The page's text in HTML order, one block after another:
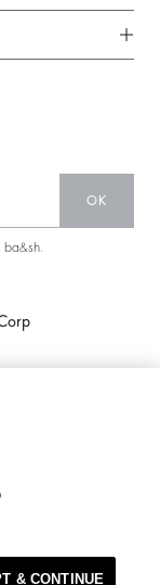
OK
ba&sh.
& CONTINUE